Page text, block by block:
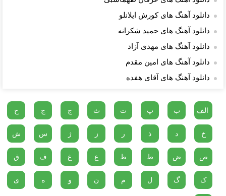
دانلود آهنگ های کورش ایلانلو
دانلود آهنگ های حمید شکرانه
دانلود آهنگ های مهدی آزاد
دانلود آهنگ های امین مقدم
دانلود آهنگ های آقای هفده
الف ب پ ت ث ج چ ح
خ د ذ ر ز ژ س ش
ص ض ط ظ ع غ ف ق
ک گ ل م ن و ه ی